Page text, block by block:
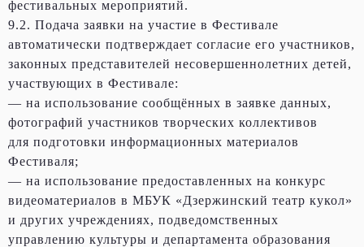
фестивальных мероприятий.
9.2. Подача заявки на участие в Фестивале
автоматически подтверждает согласие его участников,
законных представителей несовершеннолетних детей,
участвующих в Фестивале:
— на использование сообщённых в заявке данных,
фотографий участников творческих коллективов
для подготовки информационных материалов
Фестиваля;
— на использование предоставленных на конкурс
видеоматериалов в МБУК «Дзержинский театр кукол»
и других учреждениях, подведомственных
управлению культуры и департамента образования